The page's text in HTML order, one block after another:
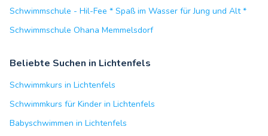
Schwimmschule - Hil-Fee * Spaß im Wasser für Jung und Alt *
Schwimmschule Ohana Memmelsdorf
Beliebte Suchen in Lichtenfels
Schwimmkurs in Lichtenfels
Schwimmkurs für Kinder in Lichtenfels
Babyschwimmen in Lichtenfels